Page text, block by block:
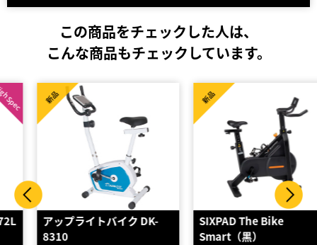
この商品をチェックした人は、
こんな商品もチェックしています。
アップライトバイク DK-
SIXPAD The Bike
Smart（黒）